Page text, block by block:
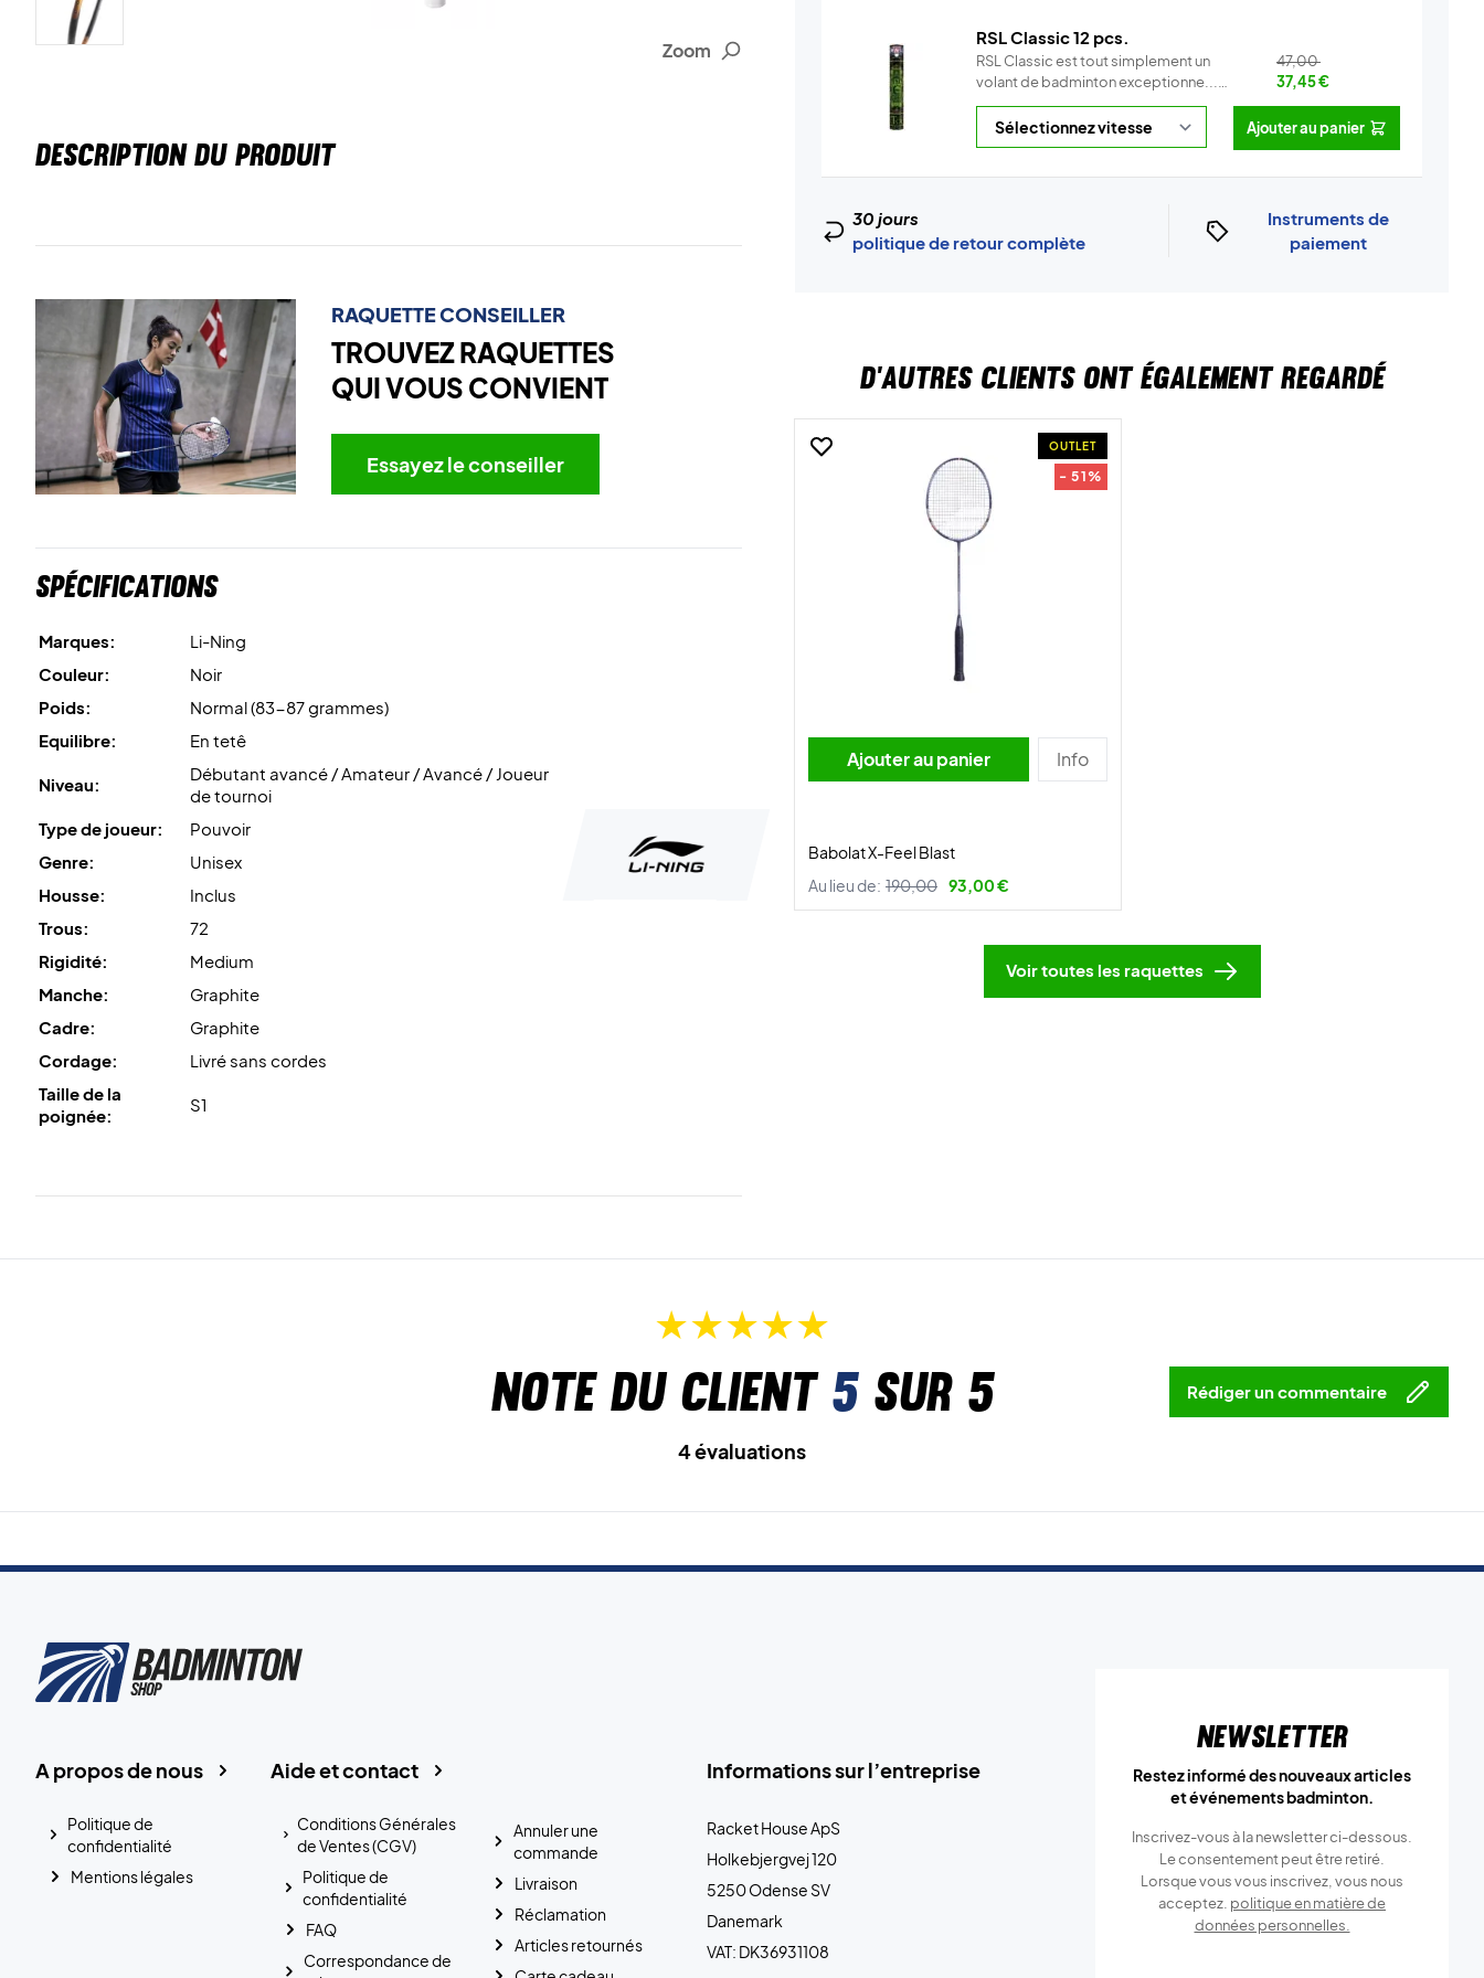
Zoom
DESCRIPTION DU PRODUIT
RAQUETTE CONSEILLER
TROUVEZ RAQUETTES
QUI VOUS CONVIENT
Essayez le conseiller
Spécifications
Marques:
Li-Ning
Couleur:
Noir
Poids:
Normal (83-87 grammes)
Equilibre:
En tetê
Niveau:
Débutant avancé / Amateur / Avancé / Joueur
de tournoi
Type de joueur:
Pouvoir
Genre:
Unisex
Housse:
Inclus
Trous:
72
Rigidité:
Medium
Manche:
Graphite
Cadre:
Graphite
Cordage:
Livré sans cordes
Taille de la
poignée:
S1
RSL Classic 12 pcs.
RSL Classic est tout simplement un
volant de badminton exceptionne...
Info
47,00
37,45€
Ajouter au panier
30 jours
politique de retour complète
Instruments de
paiement
D'AUTRES CLIENTS ONT ÉGALEMENT REGARDÉ
OUTLET
- 51%
Ajouter au panier Info
Babolat X-Feel Blast
Au lieu de: 190,00 93,00 €
Voir toutes les raquettes
Note du client 5sur 5 Rédiger un commentaire
4 évaluations
Informations sur l’entreprise
Racket House ApS
Holkebjergvej 120
5250 Odense SV
Danemark
VAT: DK36931108
Aide et contact
Conditions Générales
de Ventes (CGV)
Politique de
confidentialité
FAQ
Correspondance de
Annuler une
commande
Livraison
Réclamation
Articles retournés
A propos de nous
Politique de
confidentialité
Mentions légales
Newsletter
Restez informé des nouveaux articles
et événements badminton.
Inscrivez-vous à la newsletter ci-dessous.
Le consentement peut être retiré.
Lorsque vous vous inscrivez, vous nous
acceptez. politique en matière de
données personnelles.